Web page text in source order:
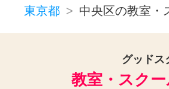
東京都
中央区の教室・
グッドス
教室・スク